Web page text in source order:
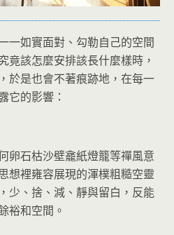
一如實面對、勾勒自己的空間
竟該怎麼安排該長什麼樣時，
於是也會不著痕跡地，在每一
它的影響：
卵石枯沙壁龕紙燈籠等禪風意
想裡雍容展現的渾樸粗糙空靈
少、捨、減、靜與留白，反能
裕和空間。